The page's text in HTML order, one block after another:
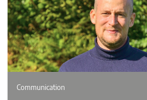
Communication